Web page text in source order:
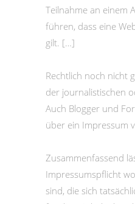
Teilnahme an einem
führen, dass eine
gilt. […]
Rechtlich noch nicht
der journalistischen
Auch Blogger und
über ein Impressum
Zusammenfassend
Impressumspflicht
sind, die sich